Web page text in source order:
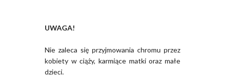
UWAGA!
Nie zaleca się przyjmowania chromu przez
kobiety w ciąży, karmiące matki oraz małe
dzieci.